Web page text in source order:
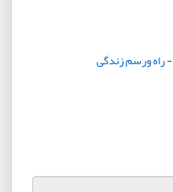
-راه ورسم زندگی